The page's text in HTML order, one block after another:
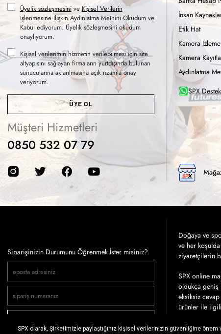
Üyelik sözleşmesinive Kişisel Verilerin
İşlenmesine İlişkin Aydınlatma Metnini Okudum ve
Kabul ediyorum. Üyelik sözleşmesini okudum
onaylıyorum.
Kişisel verilerimin hizmetin verilebilmesi için site
altyapısını sağlayan firmaların yurtdışında bulunan
sunucularına aktarılmasına açık rızamla onay
veriyorum.
ÜYE OL
Müşteri Hizmetleri
0850 532 07 79
İnsan
Etik Hat
Kamera
Kamera
Aydınlatma
SPX
Siparişinizin Durumunu Öğrenmek İster misiniz?
Doğaya ve
ve her
ziyaretçilerin
SPX online
oldukça geniş
eksiksiz
ürünler ile
Tercih